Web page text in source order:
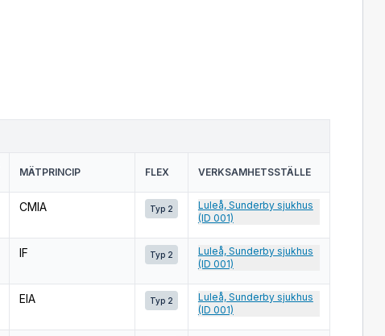
MÄTPRINCIP FLEX VERKSAMHETSSTÄLLE
CMIA Typ 2
Luleå, Sunderby sjukhus
(ID 001)
IF Typ 2
Luleå, Sunderby sjukhus
(ID 001)
EIA Typ 2
Luleå, Sunderby sjukhus
(ID 001)